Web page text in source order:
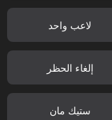
لاعب واحد
إلغاء الحظر
ستيك مان